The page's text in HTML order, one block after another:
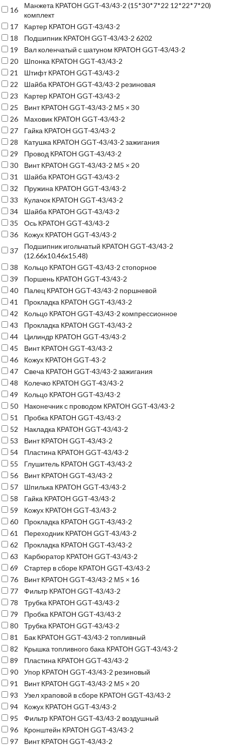
16
Манжета КРАТОН GGT-43/43-2 (15*30*7*22 12*22*7*20)
комплект
17
Картер КРАТОН GGT-43/43-2
18
Подшипник КРАТОН GGT-43/43-2 6202
19
Вал коленчатый с шатуном КРАТОН GGT-43/43-2
20
Шпонка КРАТОН GGT-43/43-2
21
Штифт КРАТОН GGT-43/43-2
22
Шайба КРАТОН GGT-43/43-2 резиновая
23
Картер КРАТОН GGT-43/43-2
25
Винт КРАТОН GGT-43/43-2 М5 × 30
26
Маховик КРАТОН GGT-43/43-2
27
Гайка КРАТОН GGT-43/43-2
28
Катушка КРАТОН GGT-43/43-2 зажигания
29
Провод КРАТОН GGT-43/43-2
30
Винт КРАТОН GGT-43/43-2 М5 × 20
31
Шайба КРАТОН GGT-43/43-2
32
Пружина КРАТОН GGT-43/43-2
33
Кулачок КРАТОН GGT-43/43-2
34
Шайба КРАТОН GGT-43/43-2
35
Ось КРАТОН GGT-43/43-2
36
Кожух КРАТОН GGT-43/43-2
37
Подшипник игольчатый КРАТОН GGT-43/43-2
(12.66x10.46x15.48)
38
Кольцо КРАТОН GGT-43/43-2 стопорное
39
Поршень КРАТОН GGT-43/43-2
40
Палец КРАТОН GGT-43/43-2 поршневой
41
Прокладка КРАТОН GGT-43/43-2
42
Кольцо КРАТОН GGT-43/43-2 компрессионное
43
Прокладка КРАТОН GGT-43/43-2
44
Цилиндр КРАТОН GGT-43/43-2
45
Винт КРАТОН GGT-43/43-2
46
Кожух КРАТОН GGT-43-2
47
Свеча КРАТОН GGT-43/43-2 зажигания
48
Колечко КРАТОН GGT-43/43-2
49
Кольцо КРАТОН GGT-43/43-2
50
Наконечник с проводом КРАТОН GGT-43/43-2
51
Пробка КРАТОН GGT-43/43-2
52
Накладка КРАТОН GGT-43/43-2
53
Винт КРАТОН GGT-43/43-2
54
Пластина КРАТОН GGT-43/43-2
55
Глушитель КРАТОН GGT-43/43-2
56
Винт КРАТОН GGT-43/43-2
57
Шпилька КРАТОН GGT-43/43-2
58
Гайка КРАТОН GGT-43/43-2
59
Кожух КРАТОН GGT-43/43-2
60
Прокладка КРАТОН GGT-43/43-2
61
Переходник КРАТОН GGT-43/43-2
62
Прокладка КРАТОН GGT-43/43-2
63
Карбюратор КРАТОН GGT-43/43-2
69
Стартер в сборе КРАТОН GGT-43/43-2
76
Винт КРАТОН GGT-43/43-2 М5 × 16
77
Фильтр КРАТОН GGT-43/43-2
78
Трубка КРАТОН GGT-43/43-2
79
Пробка КРАТОН GGT-43/43-2
80
Трубка КРАТОН GGT-43/43-2
81
Бак КРАТОН GGT-43/43-2 топливный
82
Крышка топливного бака КРАТОН GGT-43/43-2
89
Пластина КРАТОН GGT-43/43-2
90
Упор КРАТОН GGT-43/43-2 резиновый
91
Винт КРАТОН GGT-43/43-2 М5 × 20
93
Узел храповой в сборе КРАТОН GGT-43/43-2
94
Кожух КРАТОН GGT-43/43-2
95
Фильтр КРАТОН GGT-43/43-2 воздушный
96
Кронштейн КРАТОН GGT-43/43-2
97
Винт КРАТОН GGT-43/43-2